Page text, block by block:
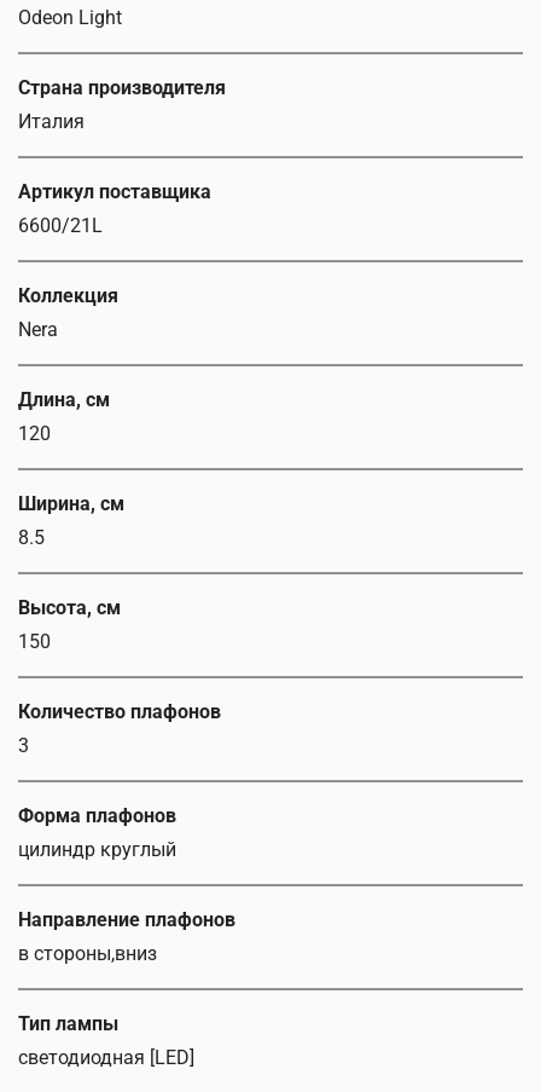
Odeon Light
Страна производителя
Италия
Артикул поставщика
6600/21L
Коллекция
Nera
Длина, см
120
Ширина, см
8.5
Высота, см
150
Количество плафонов
3
Форма плафонов
цилиндр круглый
Направление плафонов
в стороны,вниз
Тип лампы
светодиодная [LED]